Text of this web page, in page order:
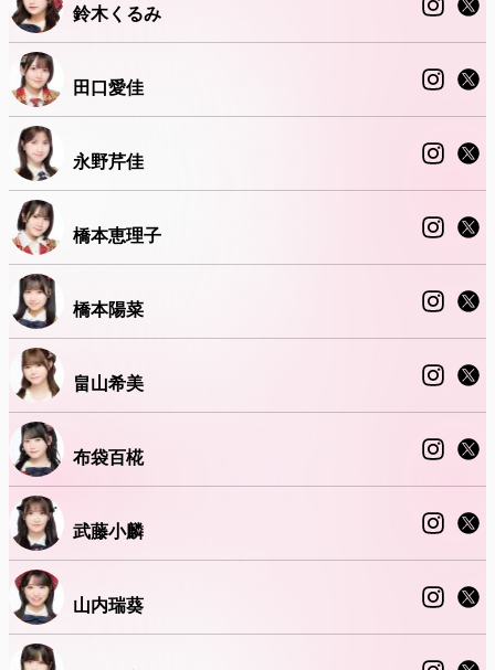
鈴木くるみ
田口愛佳
永野芹佳
橋本恵理子
橋本陽菜
畠山希美
布袋百椛
武藤小麟
山内瑞葵